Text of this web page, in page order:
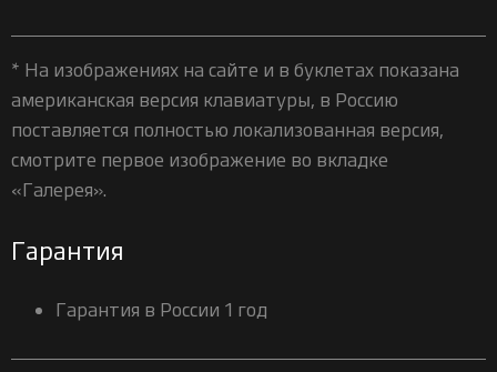
* На изображениях на сайте и в буклетах показана
американская версия клавиатуры, в Россию
поставляется полностью локализованная версия,
смотрите первое изображение во вкладке
«Галерея».
Гарантия
Гарантия в России 1 год